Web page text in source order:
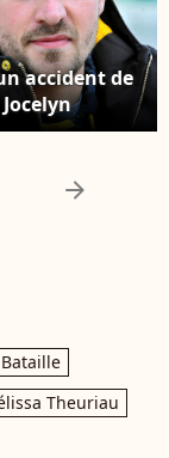
accident de
arrow_right
Theuriau